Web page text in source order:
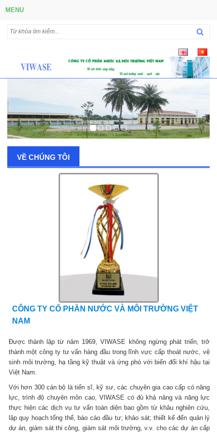
MENU
VỀ CHÚNG TÔI
CÔNG TY CỔ PHẦN NƯỚC VÀ MÔI TRƯỜNG VIỆT
NAM
Được thành lập từ năm 1969, VIWASE không ngừng phát triển, trở
thành một công ty tư vấn hàng đầu trong lĩnh vực cấp thoát nước, vệ
sinh môi trường, hạ tầng kỹ thuật và ứng phó với biến đổi khí hậu tại
Việt Nam.
Với hơn 300 cán bộ là tiến sĩ, kỹ sư, các chuyên gia cao cấp có năng
lực, trình độ chuyên môn cao, VIWASE có đủ khả năng và năng lực
thực hiện các dịch vụ tư vấn toàn diện bao gồm từ khâu nghiên cứu,
lập quy hoạch tổng thể, báo cáo đầu tư; khảo sát; thiết kế đến quản lý
dự án, giám sát thi công, giám sát môi trường, v.v. cho các dự án cấp